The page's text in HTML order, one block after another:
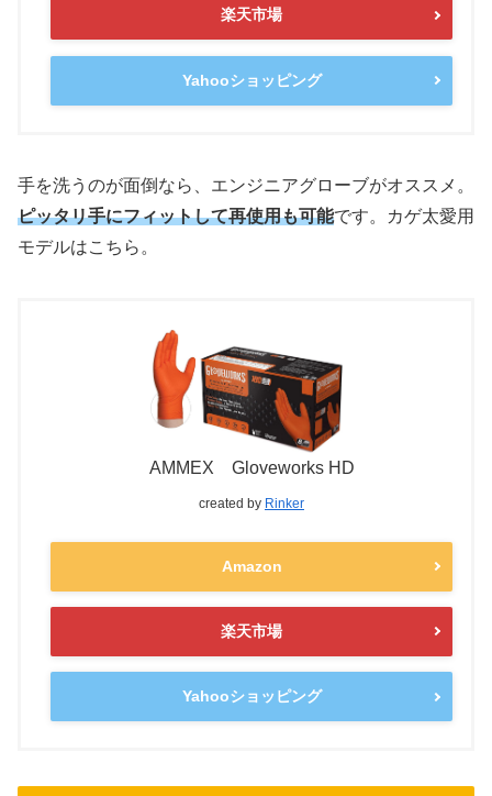
楽天市場
Yahooショッピング
手を洗うのが面倒なら、エンジニアグローブがオススメ。
ピッタリ手にフィットして再使用も可能です。カゲ太愛用
モデルはこちら。
AMMEX Gloveworks HD
created by Rinker
Amazon
楽天市場
Yahooショッピング